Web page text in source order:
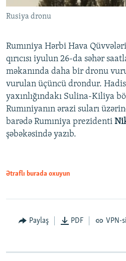
Rusiya dronu
Rumıniya Hərbi Hava
qırıcısı iyulun 26-da səhər
məkanında daha bir dronu
vurulan üçüncü drondur.
yaxınlığındakı Sulina-Kiliya
Rumıniyanın ərazi suları
barədə Rumıniya prezidenti
şəbəkəsində yazıb.
Ətraflı burada oxuyun
Paylaş PDF VPN-